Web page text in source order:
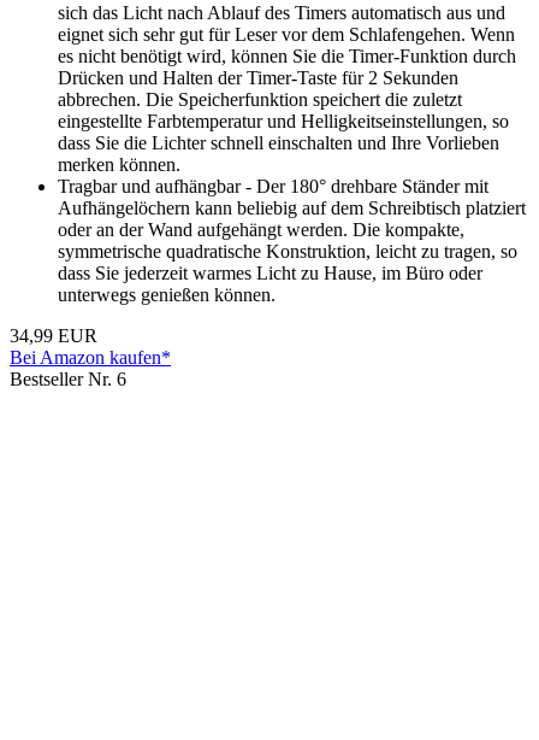
sich das Licht nach Ablauf des Timers automatisch aus und
eignet sich sehr gut für Leser vor dem Schlafengehen. Wenn
es nicht benötigt wird, können Sie die Timer-Funktion durch
Drücken und Halten der Timer-Taste für 2 Sekunden
abbrechen. Die Speicherfunktion speichert die zuletzt
eingestellte Farbtemperatur und Helligkeitseinstellungen, so
dass Sie die Lichter schnell einschalten und Ihre Vorlieben
merken können.
Tragbar und aufhängbar - Der 180° drehbare Ständer mit
Aufhängelöchern kann beliebig auf dem Schreibtisch platziert
oder an der Wand aufgehängt werden. Die kompakte,
symmetrische quadratische Konstruktion, leicht zu tragen, so
dass Sie jederzeit warmes Licht zu Hause, im Büro oder
unterwegs genießen können.
34,99 EUR
Bei Amazon kaufen*
Bestseller Nr. 6